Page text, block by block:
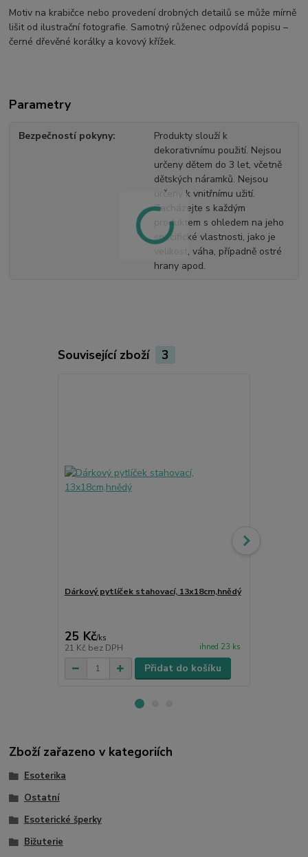
Motiv na krabičce nebo provedení drobných detailů se může mírně
lišit od ilustrační fotografie. Samotný růženec odpovídá popisu –
černé dřevěné korálky a kovový křížek.
Parametry
Bezpečností pokyny
Produkty slouží k
dekorativnímu použití. Nejsou
určeny dětem do 3 let, včetně
dětských náramků. Nejsou
určeny k vnitřnímu užití.
Zacházejte s každým
produktem s ohledem na jeho
specifické vlastnosti, jako je
velikost, váha, případně ostré
hrany apod.
Související zboží 3
Dárkový pytlíček stahovací, 13x18cm,hnědý
25 Kč/ks
21 Kč bez DPH ihned 23 ks
Přidat do košíku
Zboží zařazeno v kategoriích
Esoterika
Ostatní
Esoterické šperky
Bižuterie